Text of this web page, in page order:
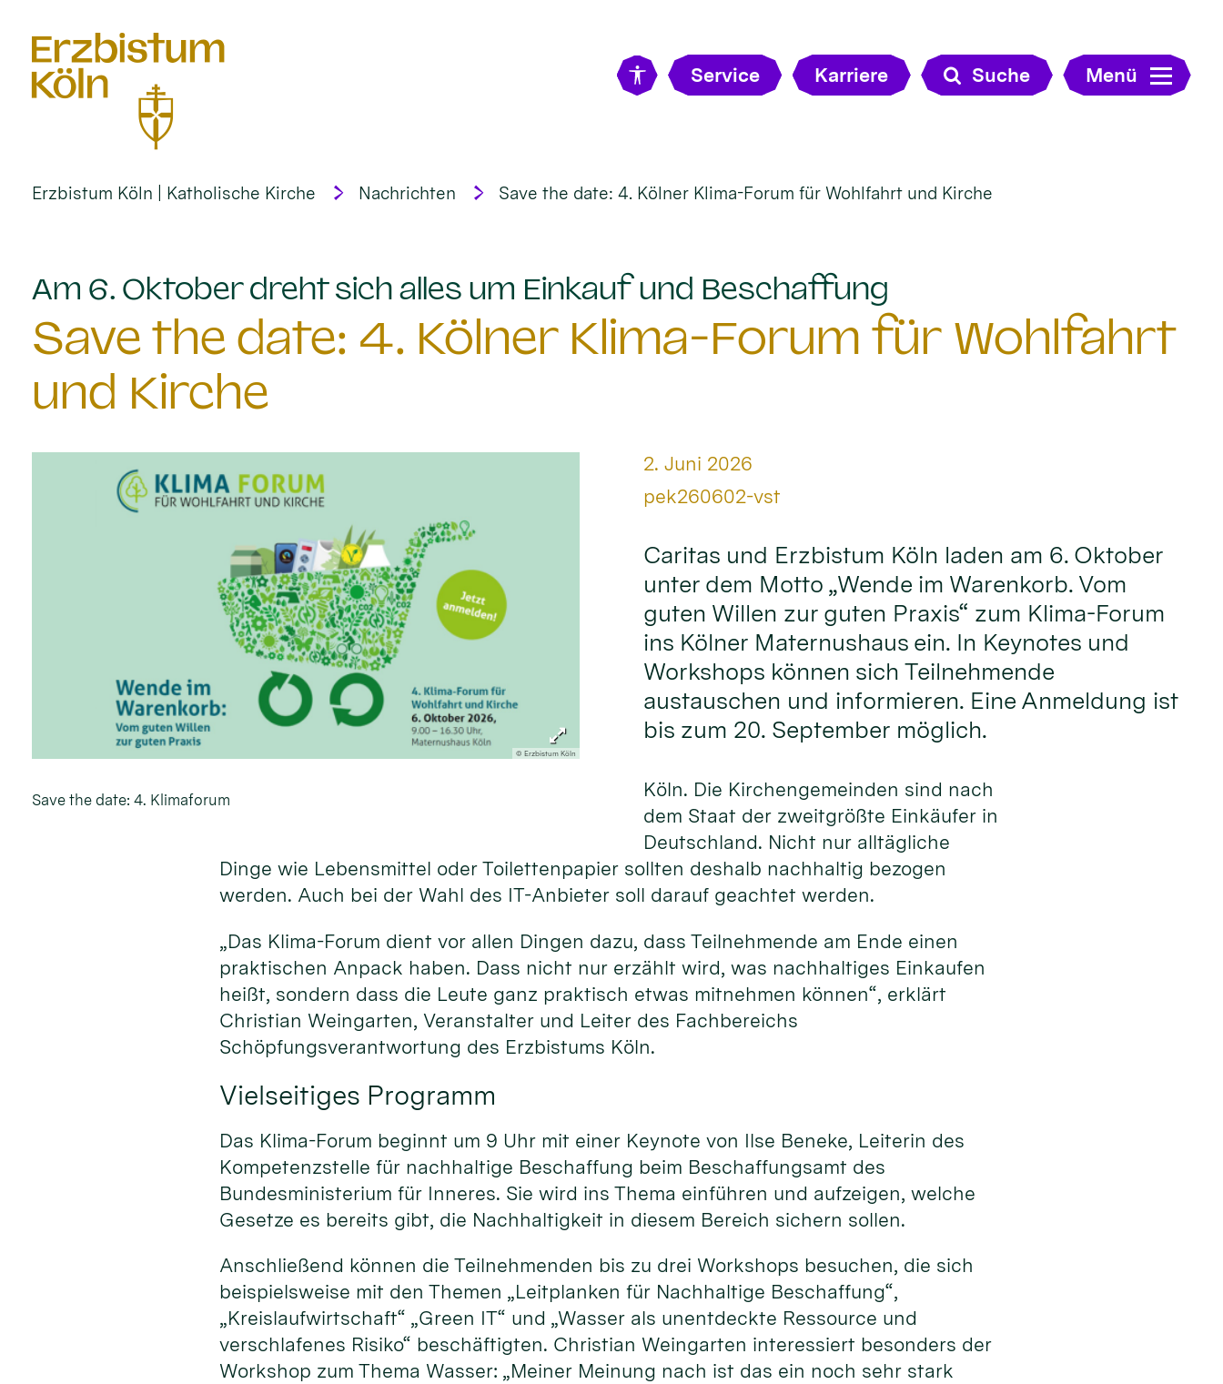
Service Karriere Suche Menü
Erzbistum Köln | Katholische Kirche Nachrichten Save the date: 4. Kölner Klima-Forum für Wohlfahrt und Kirche
Am 6. Oktober dreht sich alles um Einkauf und Beschaffung
Save the date: 4. Kölner Klima-Forum für Wohlfahrt
und Kirche
© Erzbistum Köln
Save the date: 4. Klimaforum
Datum:
2. Juni 2026
Von:
pek260602-vst
Caritas und Erzbistum Köln laden am 6. Oktober
unter dem Motto „Wende im Warenkorb. Vom
guten Willen zur guten Praxis“ zum Klima-Forum
ins Kölner Maternushaus ein. In Keynotes und
Workshops können sich Teilnehmende
austauschen und informieren. Eine Anmeldung ist
bis zum 20. September möglich.
Köln. Die Kirchengemeinden sind nach
dem Staat der zweitgrößte Einkäufer in
Deutschland. Nicht nur alltägliche
Dinge wie Lebensmittel oder Toilettenpapier sollten deshalb nachhaltig bezogen
werden. Auch bei der Wahl des IT-Anbieter soll darauf geachtet werden.
„Das Klima-Forum dient vor allen Dingen dazu, dass Teilnehmende am Ende einen
praktischen Anpack haben. Dass nicht nur erzählt wird, was nachhaltiges Einkaufen
heißt, sondern dass die Leute ganz praktisch etwas mitnehmen können“, erklärt
Christian Weingarten, Veranstalter und Leiter des Fachbereichs
Schöpfungsverantwortung des Erzbistums Köln.
Vielseitiges Programm
Das Klima-Forum beginnt um 9 Uhr mit einer Keynote von Ilse Beneke, Leiterin des
Kompetenzstelle für nachhaltige Beschaffung beim Beschaffungsamt des
Bundesministerium für Inneres. Sie wird ins Thema einführen und aufzeigen, welche
Gesetze es bereits gibt, die Nachhaltigkeit in diesem Bereich sichern sollen.
Anschließend können die Teilnehmenden bis zu drei Workshops besuchen, die sich
beispielsweise mit den Themen „Leitplanken für Nachhaltige Beschaffung“,
„Kreislaufwirtschaft“ „Green IT“ und „Wasser als unentdeckte Ressource und
verschlafenes Risiko“ beschäftigten. Christian Weingarten interessiert besonders der
Workshop zum Thema Wasser: „Meiner Meinung nach ist das ein noch sehr stark